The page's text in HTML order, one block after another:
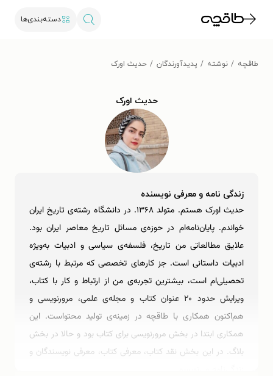
دسته‌بندی‌ها
طاقچه نوشته پدیدآورندگان حدیث اورک
حدیث اورک
زندگی نامه و معرفی نویسنده
حدیث اورک هستم. متولد ۱۳۶۸. در دانشگاه رشته‌ی تاریخ ایران
خواندم. پایان‌نامه‌ام در حوزه‌ی مسائل تاریخ معاصر ایران بود.
علایق مطالعاتی من تاریخ، فلسفه‌ی سیاسی و ادبیات به‌ویژه
ادبیات داستانی است. جز کارهای تخصصی که مرتبط با رشته‌ی
تحصیلی‌ام است، بیشترین تجربه‌ی من از ارتباط و کار با کتاب،
ویرایش حدود ۲۰ عنوان کتاب‌ و مجله‌ی علمی، مرورنویسی و
هم‌اکنون همکاری با طاقچه در زمینه‌ی تولید محتواست. این
همکاری ابتدا در بخش مرورنویسی برای کتاب بود و حالا در بخش
بلاگ. در این بخش نقد کتاب، معرفی کتاب، معرفی نویسندگان و